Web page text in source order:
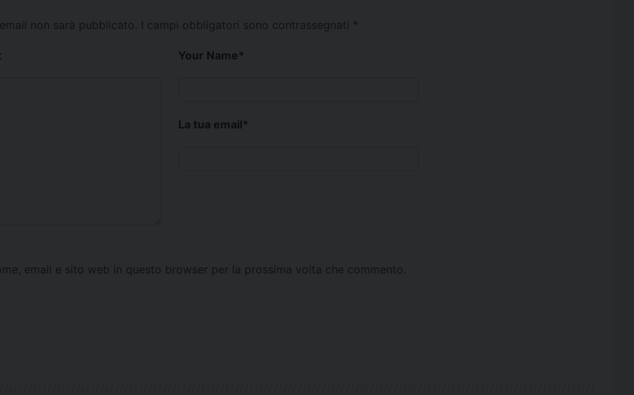
non sarà pubblicato. I campi obbligatori sono contrassegnati *
Your Name*
La tua email*
email e sito web in questo browser per la prossima volta che commento.